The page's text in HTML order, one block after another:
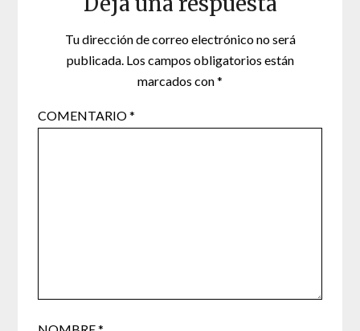
Tu dirección de correo electrónico no será
publicada. Los campos obligatorios están
marcados con*
COMENTARIO*